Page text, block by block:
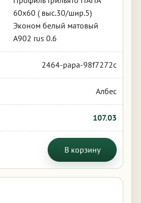
60х60 ( выс.30/шир.5)
Эконом белый матовый
А902 rus 0.6
2464-papa-98f7272c
Албес
107.03
В корзину